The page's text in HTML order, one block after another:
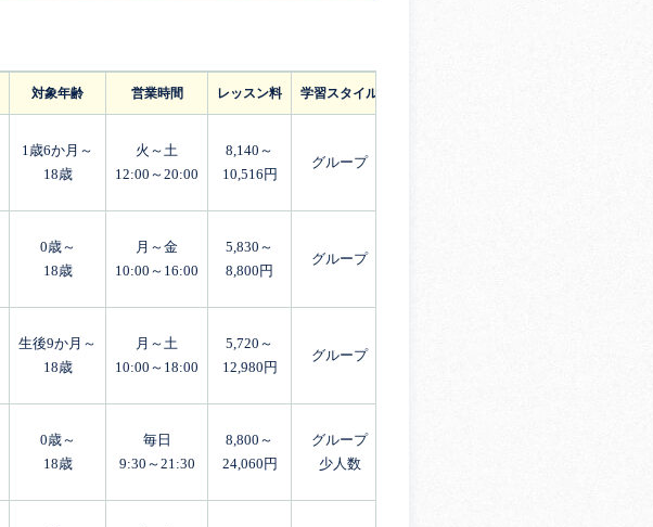
対象年齢 営業時間 レッスン料 学習スタイル
1歳6か月～
18歳
火～土
12:00～20:00
8,140～
10,516円
グループ
0歳～
18歳
月～金
10:00～16:00
5,830～
8,800円
グループ
生後9か月～
18歳
月～土
10:00～18:00
5,720～
12,980円
グループ
0歳～
18歳
毎日
9:30～21:30
8,800～
24,060円
グループ
少人数